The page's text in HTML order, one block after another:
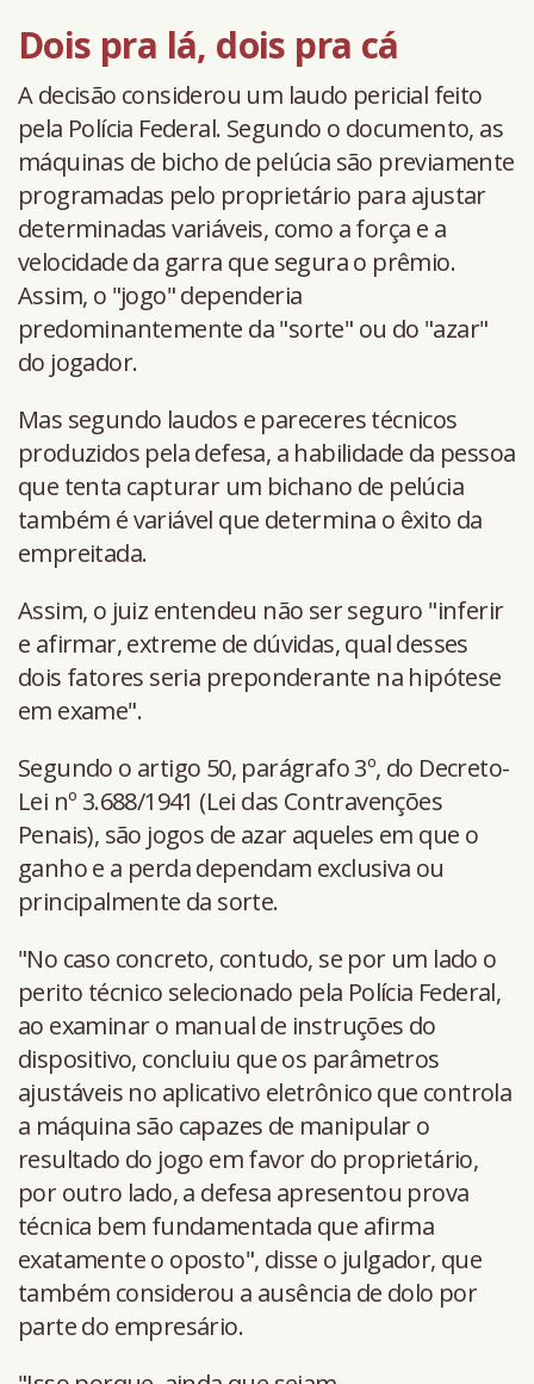
Dois pra lá, dois pra cá
A decisão considerou um laudo pericial feito
pela Polícia Federal. Segundo o documento, as
máquinas de bicho de pelúcia são previamente
programadas pelo proprietário para ajustar
determinadas variáveis, como a força e a
velocidade da garra que segura o prêmio.
Assim, o "jogo" dependeria
predominantemente da "sorte" ou do "azar"
do jogador.
Mas segundo laudos e pareceres técnicos
produzidos pela defesa, a habilidade da pessoa
que tenta capturar um bichano de pelúcia
também é variável que determina o êxito da
empreitada.
Assim, o juiz entendeu não ser seguro "inferir
e afirmar, extreme de dúvidas, qual desses
dois fatores seria preponderante na hipótese
em exame".
Segundo o artigo 50, parágrafo 3º, do Decreto-
Lei nº 3.688/1941 (Lei das Contravenções
Penais), são jogos de azar aqueles em que o
ganho e a perda dependam exclusiva ou
principalmente da sorte.
"No caso concreto, contudo, se por um lado o
perito técnico selecionado pela Polícia Federal,
ao examinar o manual de instruções do
dispositivo, concluiu que os parâmetros
ajustáveis no aplicativo eletrônico que controla
a máquina são capazes de manipular o
resultado do jogo em favor do proprietário,
por outro lado, a defesa apresentou prova
técnica bem fundamentada que afirma
exatamente o oposto", disse o julgador, que
também considerou a ausência de dolo por
parte do empresário.